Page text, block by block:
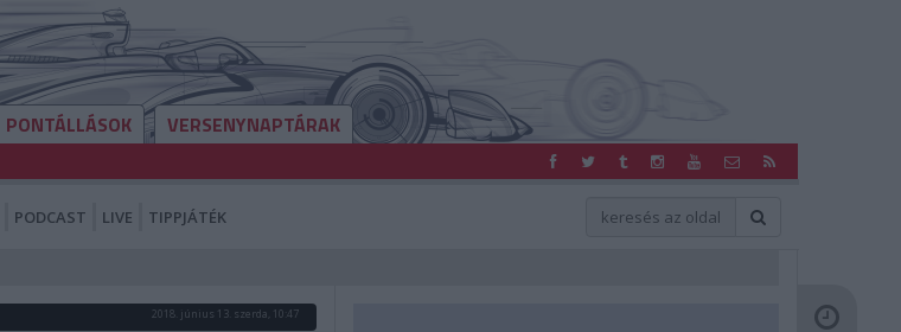
PONTÁLLÁSOK VERSENYNAPTÁRAK
PODCAST LIVE TIPPJÁTÉK
2018. június 13. szerda, 10:47